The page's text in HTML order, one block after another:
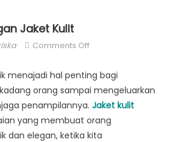
Jaket Kulit
Comments Offon
Beda
Dengan
Jaket
menajadi hal penting bagi
orang sampai mengeluarkan
penampilannya. Jaket kulit
yang membuat orang
dan elegan, ketika kita